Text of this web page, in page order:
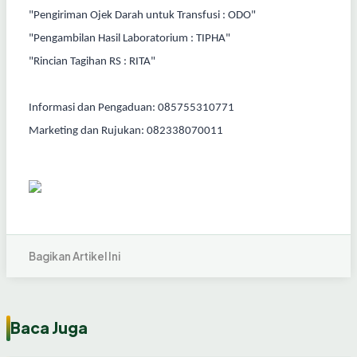
"Pengiriman Ojek Darah untuk Transfusi : ODO"
"Pengambilan Hasil Laboratorium : TIPHA"
"Rincian Tagihan RS : RITA"
Informasi dan Pengaduan: 085755310771
Marketing dan Rujukan: 082338070011
Bagikan Artikel Ini
Baca Juga